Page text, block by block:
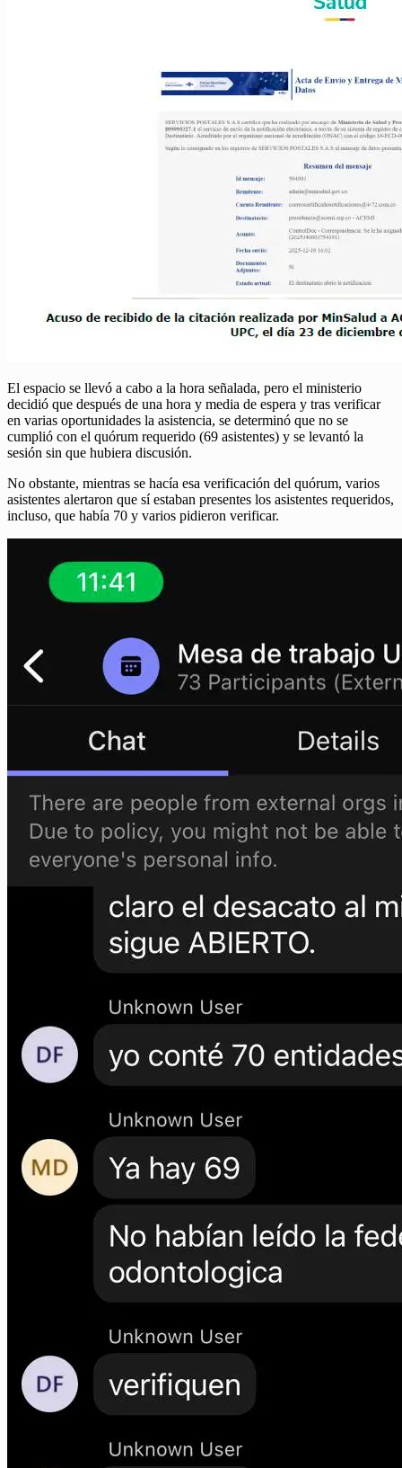
El espacio se llevó a cabo a la hora señalada, pero el ministerio
decidió que después de una hora y media de espera y tras verificar
en varias oportunidades la asistencia, se determinó que no se
cumplió con el quórum requerido (69 asistentes) y se levantó la
sesión sin que hubiera discusión.
No obstante, mientras se hacía esa verificación del quórum, varios
asistentes alertaron que sí estaban presentes los asistentes requeridos,
incluso, que había 70 y varios pidieron verificar.